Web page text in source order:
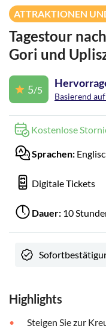
ATTRAKTIONEN
Tagestour
Gori und
5/5
Basierend
Kostenlose
Sprachen:
Digitale Tickets
Dauer: 10
Highlights
Steigen Sie zur